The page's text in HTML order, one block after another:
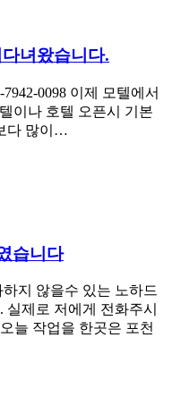
녀왔습니다.
0098 이제 모텔에서
이나 호텔 오픈시 기본
다 많이…
습니다
지 않을수 있는 노하드
제로 저에게 전화주시
늘 작업을 한곳은 포천